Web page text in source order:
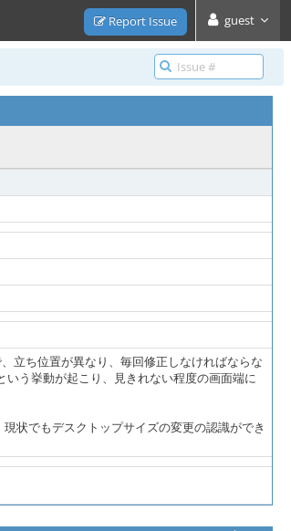
Report Issue guest
立ち位置が異なり、毎回修正しなければならな
う挙動が起こり、見きれない程度の画面端に
状でもデスクトップサイズの変更の認識ができ